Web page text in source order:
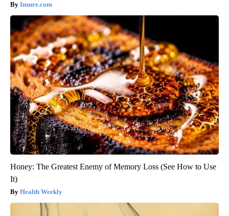
Insure.com
Honey: The Greatest Enemy of Memory Loss (See How to Use
It)
Health Weekly